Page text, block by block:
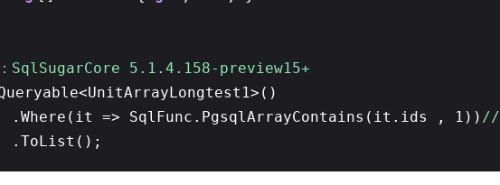
SqlSugarCore 5.1.4.158-preview15+
.Where(it => SqlFunc.PgsqlArrayContains(it.ids , 1)) //
.ToList();